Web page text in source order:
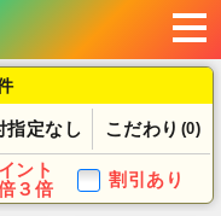
指定なし こだわり (0)
ント
３倍
割引あり